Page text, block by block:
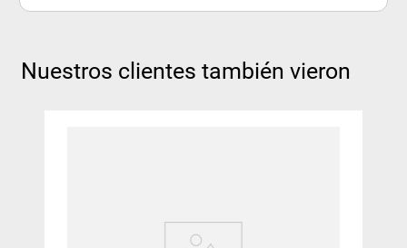
Nuestros clientes también vieron